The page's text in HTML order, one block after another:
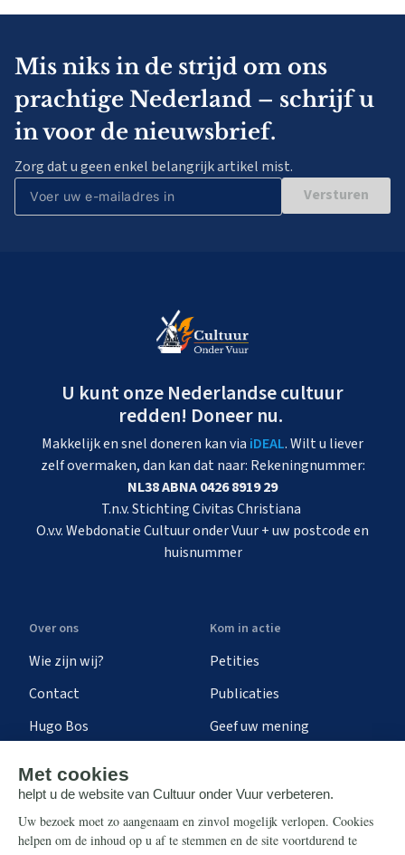
Mis niks in de strijd om ons
prachtige Nederland – schrijf u
in voor de nieuwsbrief.
Zorg dat u geen enkel belangrijk artikel mist.
Versturen
U kunt onze Nederlandse cultuur
redden! Doneer nu.
Makkelijk en snel doneren kan via iDEAL. Wilt u liever
zelf overmaken, dan kan dat naar: Rekeningnummer:
NL38 ABNA 0426 8919 29
T.n.v. Stichting Civitas Christiana
O.v.v. Webdonatie Cultuur onder Vuur + uw postcode en
huisnummer
Over ons
Wie zijn wij?
Contact
Hugo Bos
Kom in actie
Petities
Publicaties
Geef uw mening
Steun ons
Nieuwsbrief
Info
Contact